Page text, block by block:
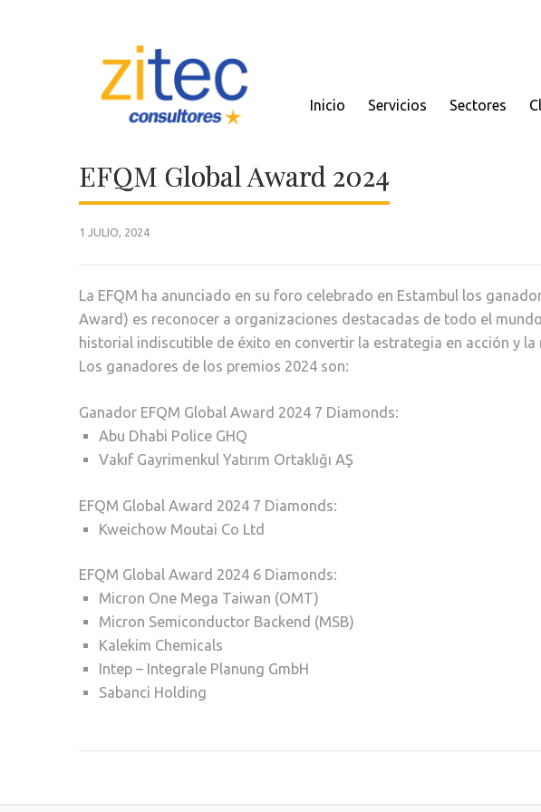
Inicio Servicios Sectores
EFQM Global Award 2024
1 JULIO, 2024
La EFQM ha anunciado en su foro celebrado en Estambul los
Award) es reconocer a organizaciones destacadas de todo el
historial indiscutible de éxito en convertir la estrategia en acción y
Los ganadores de los premios 2024 son:
Ganador EFQM Global Award 2024 7 Diamonds:
Abu Dhabi Police GHQ
Vakıf Gayrimenkul Yatırım Ortaklığı AŞ
EFQM Global Award 2024 7 Diamonds:
Kweichow Moutai Co Ltd
EFQM Global Award 2024 6 Diamonds:
Micron One Mega Taiwan (OMT)
Micron Semiconductor Backend (MSB)
Kalekim Chemicals
Intep – Integrale Planung GmbH
Sabanci Holding